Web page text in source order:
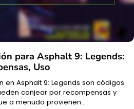
para Asphalt 9: Legends:
Uso
Asphalt 9: Legends son códigos
canjear por recompensas y
a menudo provienen…